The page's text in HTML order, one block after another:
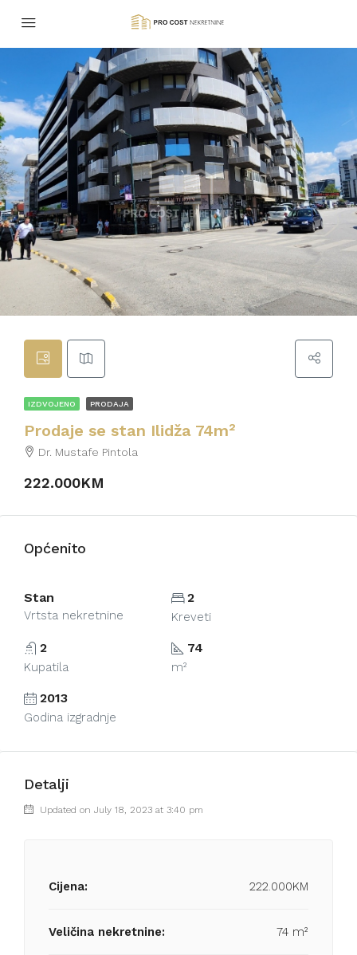
IZDVOJENO PRODAJA
Prodaje se stan Ilidža 74m²
Dr. Mustafe Pintola
222.000KM
Općenito
Stan
Vrtsta nekretnine
2
Kreveti
2
Kupatila
74
m²
2013
Godina izgradnje
Detalji
Updated on July 18, 2023 at 3:40 pm
Cijena: 222.000KM
Veličina nekretnine: 74 m²